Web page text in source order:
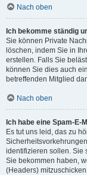
Nach oben
Ich bekomme ständig
Sie können Private
löschen, indem Sie in
erstellen. Falls Sie
können Sie dies auch
betreffenden Mitglied
Nach oben
Ich habe eine Spam-
Es tut uns leid, das zu
identifizieren sollen. Sie
Sie bekommen haben,
(Headers)